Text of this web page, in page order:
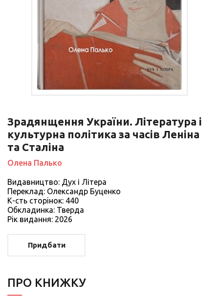
Зрадянщення України. Література і
культурна політика за часів Леніна
та Сталіна
Олена Палько
Видавництво: Дух і Літера
Переклад: Олександр Буценко
К-сть сторiнок: 440
Обкладинка: Тверда
Рiк видання: 2026
Придбати
ПРО КНИЖКУ